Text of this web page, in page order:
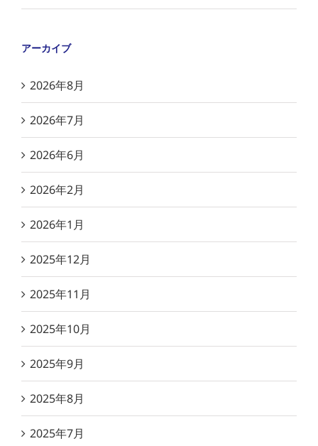
アーカイブ
2026年8月
2026年7月
2026年6月
2026年2月
2026年1月
2025年12月
2025年11月
2025年10月
2025年9月
2025年8月
2025年7月